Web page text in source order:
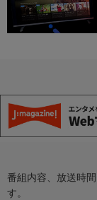
番組内容、放送時
す。